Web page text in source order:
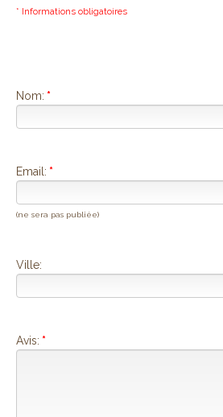
* Informations obligatoires
Nom: *
Email: *
(ne sera pas publiée)
Ville:
Avis: *